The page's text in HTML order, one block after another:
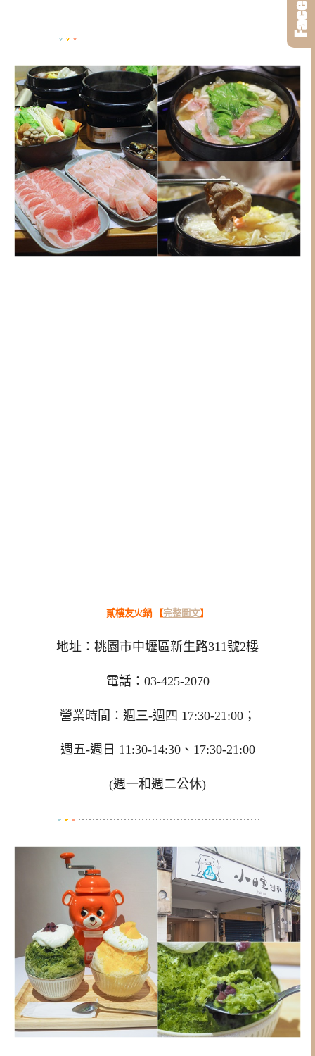
貳樓友火鍋 【完整圖文】
地址：桃園市中壢區新生路311號2樓
電話：03-425-2070
營業時間：週三-週四 17:30-21:00；
週五-週日 11:30-14:30、17:30-21:00
(週一和週二公休)